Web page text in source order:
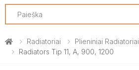
Search
Radiatoriai
Plieniniai Radiatoriai
Radiators Tip 11, A, 900, 1200